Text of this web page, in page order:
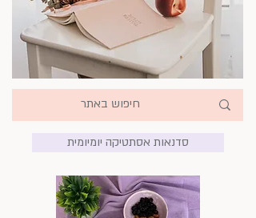
סדנאות אסתטיקה יומיומית